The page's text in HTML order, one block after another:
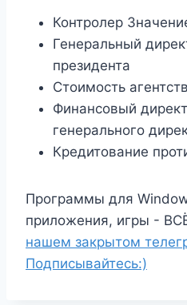
Контролер
Генеральный
президента
Стоимость
Финансовый
генерального
Кредитование
Программы для
приложения, игры -
нашем закрытом
Подписывайтесь:)